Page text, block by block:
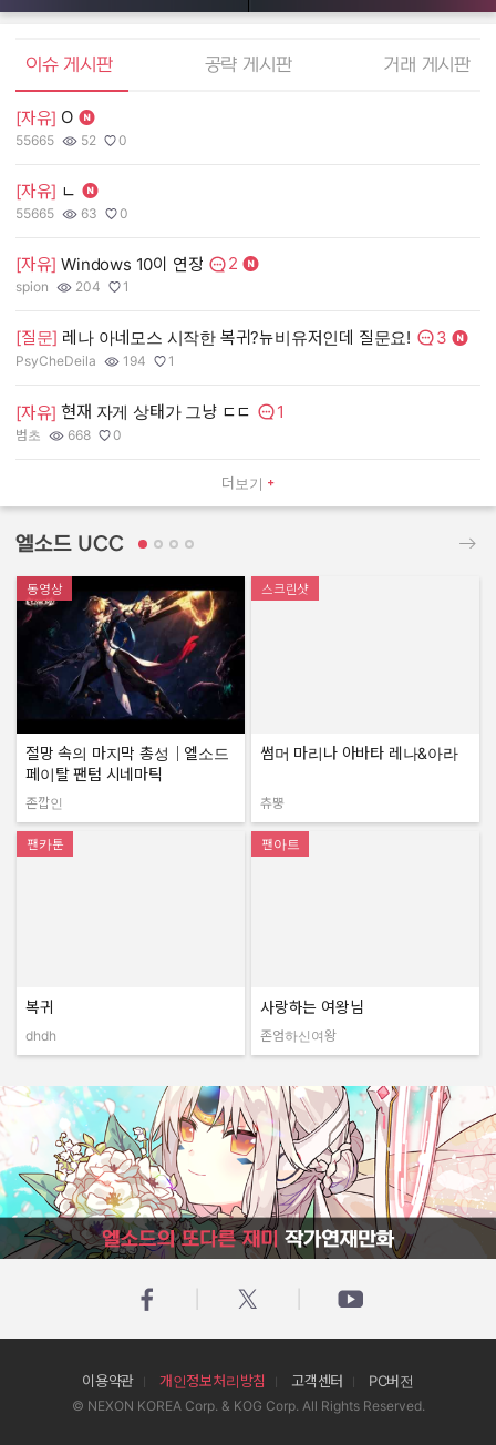
엘소드 커뮤니티
이슈 게시판 공략 게시판 거래 게시판
더보기
[자유] O
작성자:
55665
조회수:
52
추천수:
0
[자유] ㄴ
작성자:
55665
조회수:
63
추천수:
0
[자유] Windows 10이 연장 댓글수:
2
작성자:
spion
조회수:
204
추천수:
1
[질문] 레나 아네모스 시작한 복귀?뉴비유저인데 질문요! 댓글수:
3
작성자:
PsyCheDeila
조회수:
194
추천수:
1
[자유] 현재 자게 상태가 그냥 ㄷㄷ 댓글수:
1
작성자:
범초
조회수:
668
추천수:
0
엘소드 UCC
동영상
절망 속의 마지막 총성｜엘소드
페이탈 팬텀 시네마틱
작성자:
존깝인
스크린샷
썸머 마리나 아바타 레나&아라
작성자:
츄뿡
팬카툰
복귀
dhdh
팬아트
사랑하는 여왕님
작성자:
존엄하신여왕
엘소드의 또다른 재미 작가연재만화
이용약관 개인정보처리방침 고객센터 PC버전
© NEXON KOREA Corp. & KOG Corp. All Rights Reserved.